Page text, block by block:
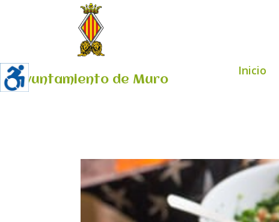
Ayuntamiento de Muro
Inicio